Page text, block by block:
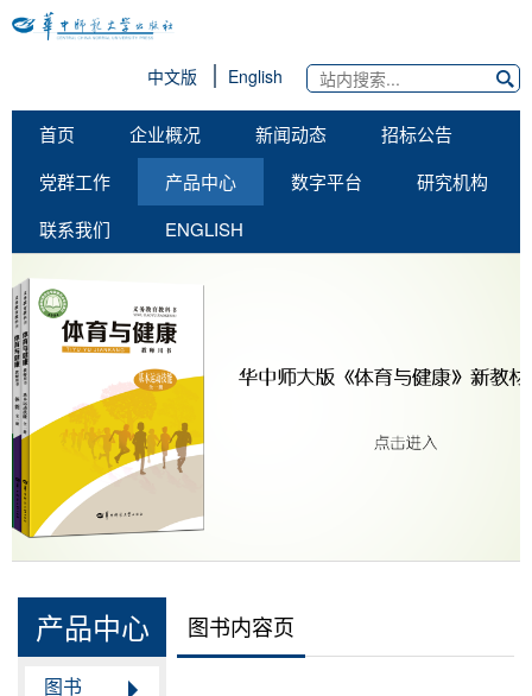
中文版 English
首页 企业概况 新闻动态
招标公告
党群工作
产品中心 数字平台
研究机构
联系我们
ENGLISH
产品中心
图书
图书内容页